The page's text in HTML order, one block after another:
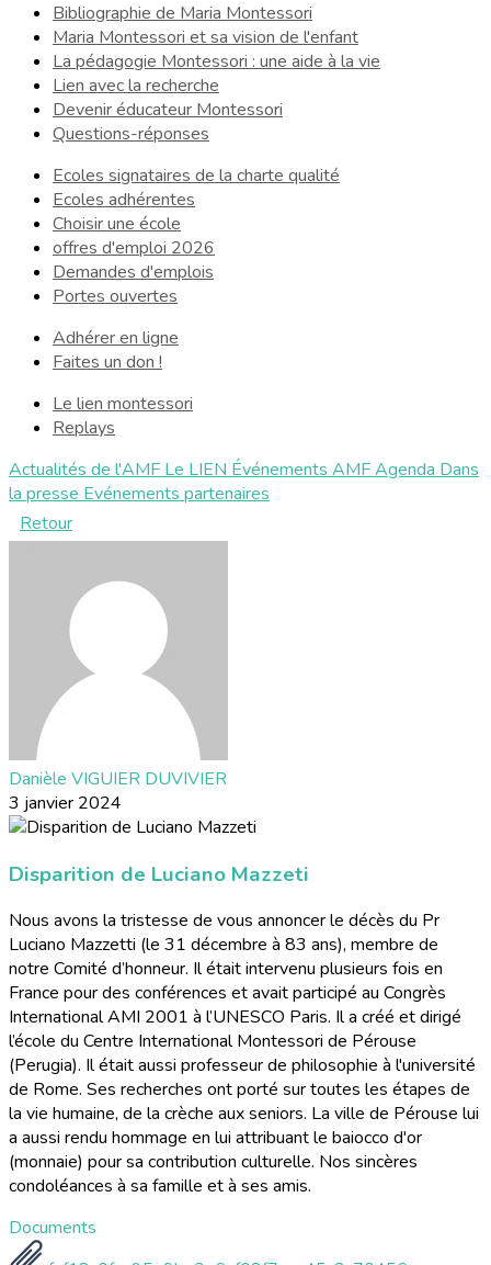
Bibliographie de Maria Montessori
Maria Montessori et sa vision de l'enfant
La pédagogie Montessori : une aide à la vie
Lien avec la recherche
Devenir éducateur Montessori
Questions-réponses
Ecoles signataires de la charte qualité
Ecoles adhérentes
Choisir une école
offres d'emploi 2026
Demandes d'emplois
Portes ouvertes
Adhérer en ligne
Faites un don !
Le lien montessori
Replays
Actualités de l'AMF Le LIEN Événements AMFAgenda Dans
la presse Evénements partenaires
Retour
Danièle VIGUIER DUVIVIER
3 janvier 2024
Disparition de Luciano Mazzeti
Nous avons la tristesse de vous annoncer le décès du Pr
Luciano Mazzetti (le 31 décembre à 83 ans), membre de
notre Comité d’honneur. Il était intervenu plusieurs fois en
France pour des conférences et avait participé au Congrès
International AMI 2001 à l’UNESCO Paris. Il a créé et dirigé
l’école du Centre International Montessori de Pérouse
(Perugia). Il était aussi professeur de philosophie à l'université
de Rome. Ses recherches ont porté sur toutes les étapes de
la vie humaine, de la crèche aux seniors. La ville de Pérouse lui
a aussi rendu hommage en lui attribuant le baiocco d'or
(monnaie) pour sa contribution culturelle. Nos sincères
condoléances à sa famille et à ses amis.
Documents